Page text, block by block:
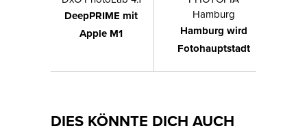
DeepPRIME mit
Apple M1
Hamburg
Hamburg wird
Fotohauptstadt
DIES KÖNNTE DICH AUCH